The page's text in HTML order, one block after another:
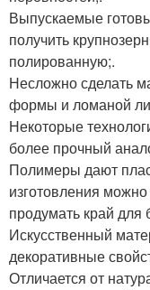
Выпускаемые
получить
полированную;.
Несложно сделать
формы и ломаной
Некоторые
более прочный
Полимеры дают
изготовления
продумать край для
Искусственный
декоративные
Отличается от